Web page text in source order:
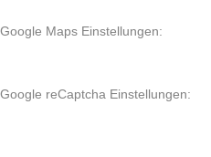
Google Maps Einstellungen:
Google reCaptcha Einstellungen: